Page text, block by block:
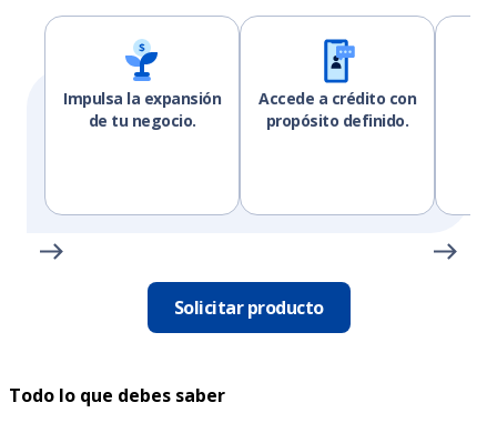
Impulsa la expansión
de tu negocio.
Accede a crédito con
propósito definido.
Solicitar producto
Todo lo que debes saber